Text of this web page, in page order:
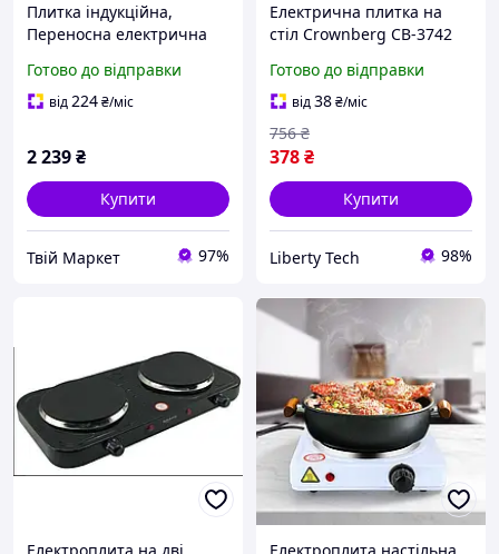
Плитка індукційна,
Переносна електрична
електрична, Настільні
плити для кухні AL-64
Готово до відправки
від224₴/міс
2 239₴
Купити
Твій Маркет 97%
Електрична плитка на
стіл Crownberg CB-3742
електрична настільна
професійна FT-44
Готово до відправки
від38₴/міс
378₴
756 ₴
Купити
Liberty Tech 98%